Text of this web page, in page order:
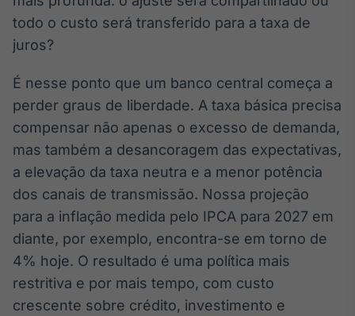
Plataforma para
negociação de
ativos
Broadcast
Datafeed
APIs para
integração de
conteúdos e
Broadcast
Ticker
Cotações e
headlines de
notícias
todo o custo será transferido para a taxa de
juros?
É nesse ponto que um banco central começa a
perder graus de liberdade. A taxa básica precisa
compensar não apenas o excesso de demanda,
mas também a desancoragem das expectativas,
a elevação da taxa neutra e a menor potência
dos canais de transmissão. Nossa projeção
para a inflação medida pelo IPCA para 2027 em
diante, por exemplo, encontra-se em torno de
4% hoje. O resultado é uma política mais
restritiva e por mais tempo, com custo
crescente sobre crédito, investimento e